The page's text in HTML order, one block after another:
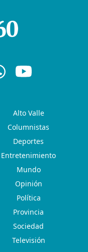
Alto Valle
Columnistas
Deportes
Entretenimiento
Mundo
Opinión
Política
Provincia
Sociedad
Televisión